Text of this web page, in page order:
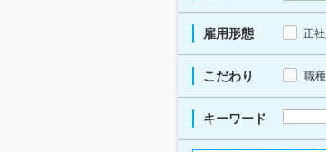
雇用形態 正
こだわり 職
キーワード